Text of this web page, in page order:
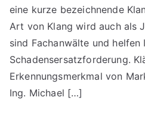
eine kurze bezeichnende
Art von Klang wird auch als
sind Fachanwälte und helfen
Schadensersatzforderung.
Erkennungsmerkmal von
Ing. Michael […]